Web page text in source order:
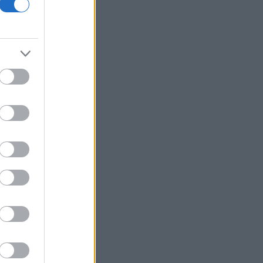
του «παγώματος» Τραμπ στα αιολικά
έργα
συνδέεται με πυρηνικές φιλοδοξίες
Γεωργιάδης από Ρόδο: «Σε ενάμιση
χρόνο, το νοσοκομείο θα είναι
Η Deloitte αποκλειστικός σύμβουλος
Χωρίς ενεργό μέτωπο η φωτιά στο
Στεφάνι Κορινθίας
Wall Street: Κέρδη παρά τα στοιχεία
Airbnb
μετά την αναβάθμιση του guidance
Υπ. Παιδείας: Στεγαστικό επίδομα